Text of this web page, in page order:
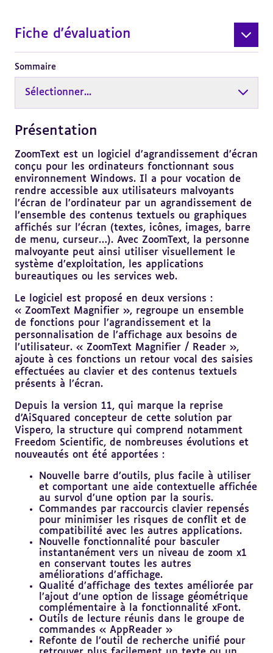
Fiche d'évaluation
Sommaire
Sélectionner...
Présentation
ZoomText est un logiciel d’agrandissement d’écran
conçu pour les ordinateurs fonctionnant sous
environnement Windows. Il a pour vocation de
rendre accessible aux utilisateurs malvoyants
l’écran de l’ordinateur par un agrandissement de
l’ensemble des contenus textuels ou graphiques
affichés sur l’écran (textes, icônes, images, barre
de menu, curseur…). Avec ZoomText, la personne
malvoyante peut ainsi utiliser visuellement le
système d’exploitation, les applications
bureautiques ou les services web.
Le logiciel est proposé en deux versions :
« ZoomText Magnifier », regroupe un ensemble
de fonctions pour l’agrandissement et la
personnalisation de l’affichage aux besoins de
l’utilisateur. « ZoomText Magnifier / Reader »,
ajoute à ces fonctions un retour vocal des saisies
effectuées au clavier et des contenus textuels
présents à l’écran.
Depuis la version 11, qui marque la reprise
d’AiSquared concepteur de cette solution par
Vispero, la structure qui comprend notamment
Freedom Scientific, de nombreuses évolutions et
nouveautés ont été apportées :
Nouvelle barre d’outils, plus facile à utiliser
et comportant une aide contextuelle affichée
au survol d’une option par la souris.
Commandes par raccourcis clavier repensés
pour minimiser les risques de conflit et de
compatibilité avec les autres applications.
Nouvelle fonctionnalité pour basculer
instantanément vers un niveau de zoom x1
en conservant toutes les autres
améliorations d’affichage.
Qualité d’affichage des textes améliorée par
l’ajout d’une option de lissage géométrique
complémentaire à la fonctionnalité xFont.
Outils de lecture réunis dans le groupe de
commandes « AppReader »
Refonte de l’outil de recherche unifié pour
Revenir
sommaire